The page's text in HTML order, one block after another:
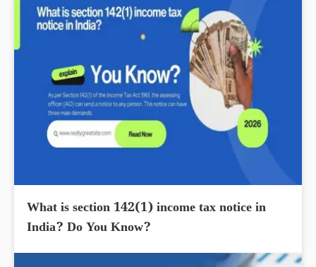
What is section 142(1) income tax notice in
India? Do You Know?